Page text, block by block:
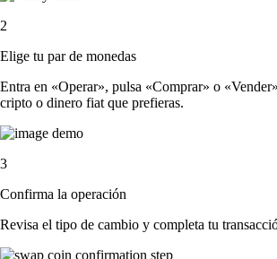
2
Elige tu par de monedas
Entra en «Operar», pulsa «Comprar» o
cripto o dinero fiat que prefieras.
3
Confirma la operación
Revisa el tipo de cambio y completa tu